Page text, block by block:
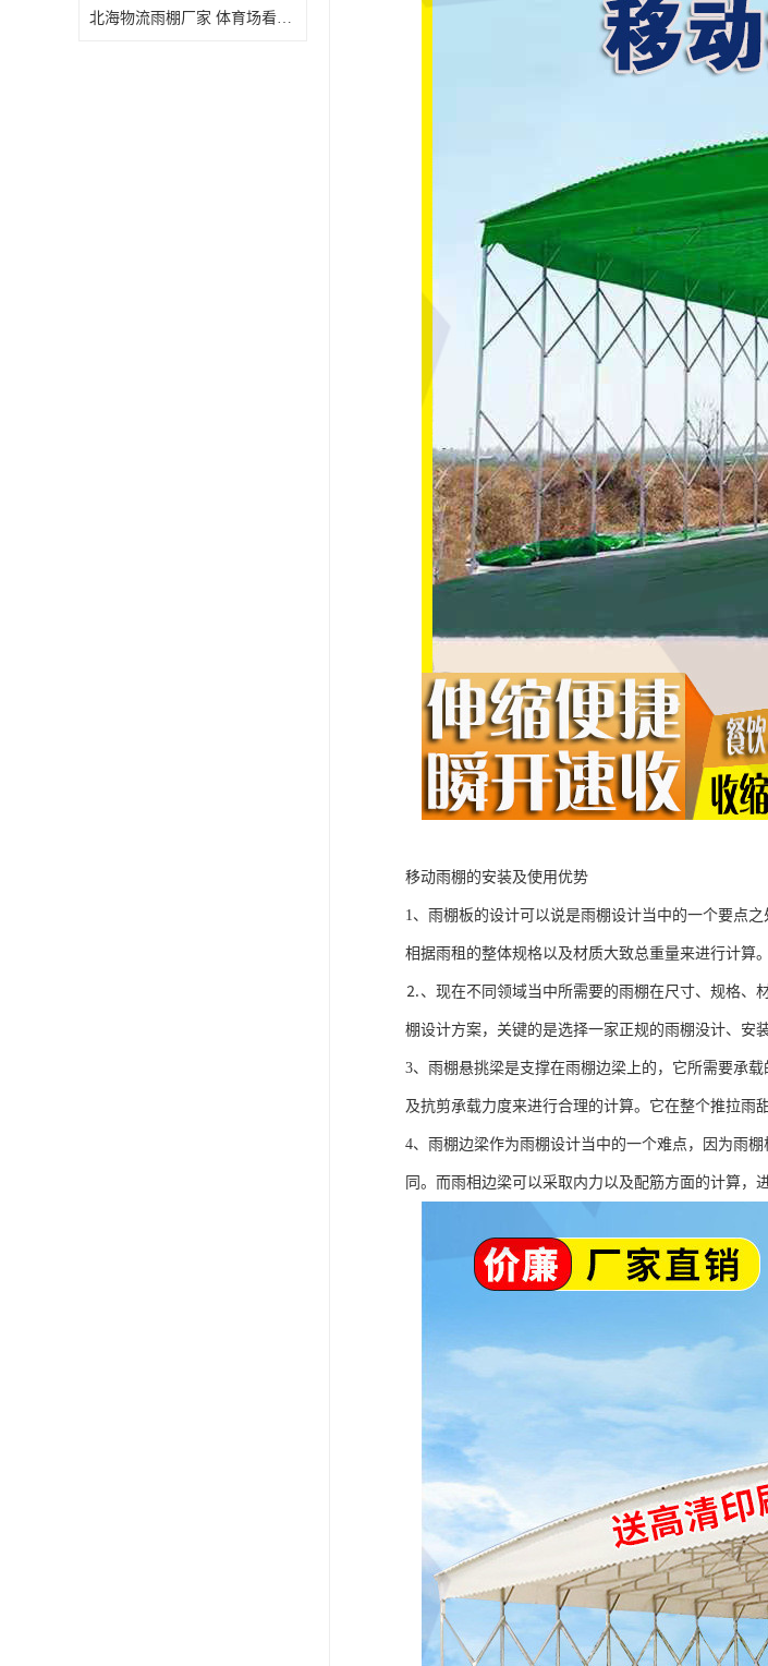
北海物流雨棚厂家 体育场看台雨棚 价格优惠
移动雨棚的安装及使用优势
1、雨棚板的设计可以说是雨棚设计当中的一个要点
相据雨租的整体规格以及材质大致总重量来进行计算。
⒉、现在不同领域当中所需要的雨棚在尺寸、规格、
棚设计方案，关键的是选择一家正规的雨棚没计、安装
3、雨棚悬挑梁是支撑在雨棚边梁上的，它所需要承
及抗剪承载力度来进行合理的计算。它在整个推拉雨
4、雨棚边梁作为雨棚设计当中的一个难点，因为雨
同。而雨相边梁可以采取内力以及配筋方面的计算，